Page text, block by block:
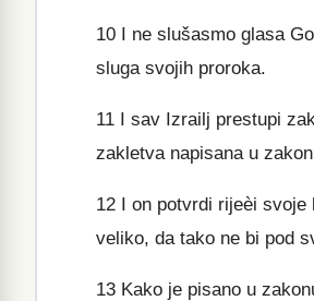
10 I ne slušasmo glasa
sluga svojih proroka.
11 I sav Izrailj prestupi
zakletva napisana u
12 I on potvrdi rijeèi
veliko, da tako ne bi pod
13 Kako je pisano u